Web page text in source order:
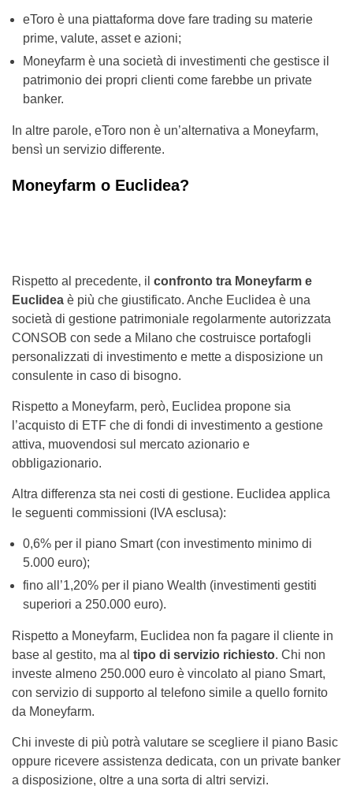
eToro è una piattaforma dove fare trading su materie
prime, valute, asset e azioni;
Moneyfarm è una società di investimenti che gestisce il
patrimonio dei propri clienti come farebbe un private
banker.
In altre parole, eToro non è un’alternativa a Moneyfarm,
bensì un servizio differente.
Moneyfarm o Euclidea?
Rispetto al precedente, il confronto tra Moneyfarm e
Euclidea è più che giustificato. Anche Euclidea è una
società di gestione patrimoniale regolarmente autorizzata
CONSOB con sede a Milano che costruisce portafogli
personalizzati di investimento e mette a disposizione un
consulente in caso di bisogno.
Rispetto a Moneyfarm, però, Euclidea propone sia
l’acquisto di ETF che di fondi di investimento a gestione
attiva, muovendosi sul mercato azionario e
obbligazionario.
Altra differenza sta nei costi di gestione. Euclidea applica
le seguenti commissioni (IVA esclusa):
0,6% per il piano Smart (con investimento minimo di
5.000 euro);
fino all’1,20% per il piano Wealth (investimenti gestiti
superiori a 250.000 euro).
Rispetto a Moneyfarm, Euclidea non fa pagare il cliente in
base al gestito, ma al tipo di servizio richiesto. Chi non
investe almeno 250.000 euro è vincolato al piano Smart,
con servizio di supporto al telefono simile a quello fornito
da Moneyfarm.
Chi investe di più potrà valutare se scegliere il piano Basic
oppure ricevere assistenza dedicata, con un private banker
a disposizione, oltre a una sorta di altri servizi.